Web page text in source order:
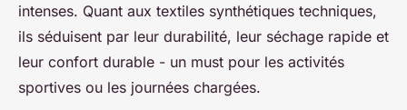
intenses. Quant aux textiles synthétiques techniques,
ils séduisent par leur durabilité, leur séchage rapide et
leur confort durable - un must pour les activités
sportives ou les journées chargées.